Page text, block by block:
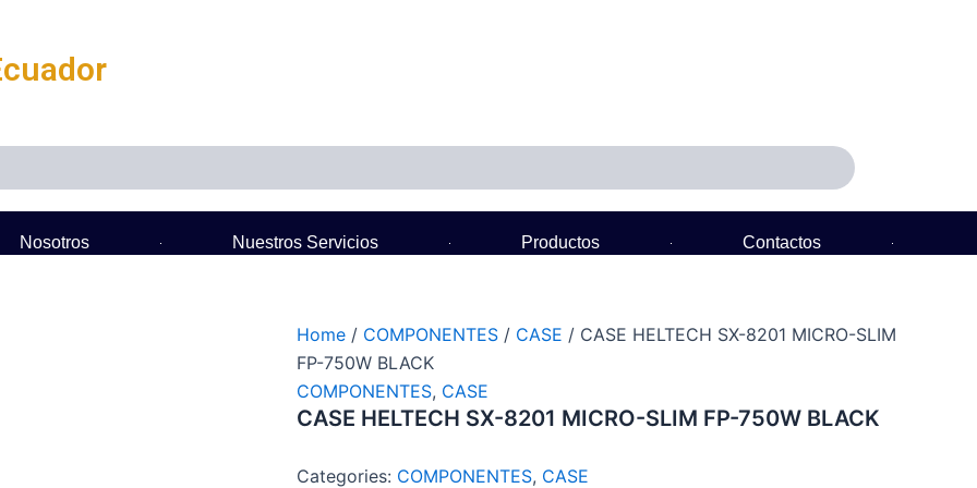
Nosotros Nuestros Servicios Productos
Contactos
Home / COMPONENTES / CASE / CASE HELTECH SX-8201 MICRO-SLIM
FP-750W BLACK
COMPONENTES, CASE
CASE HELTECH SX-8201 MICRO-SLIM FP-750W BLACK
Categories: COMPONENTES, CASE